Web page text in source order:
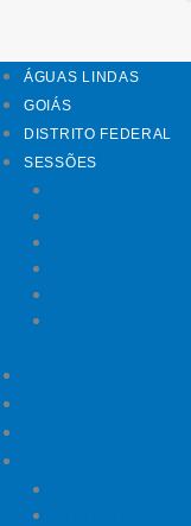
ÁGUAS LINDAS
GOIÁS
DISTRITO FEDERAL
SESSÕES